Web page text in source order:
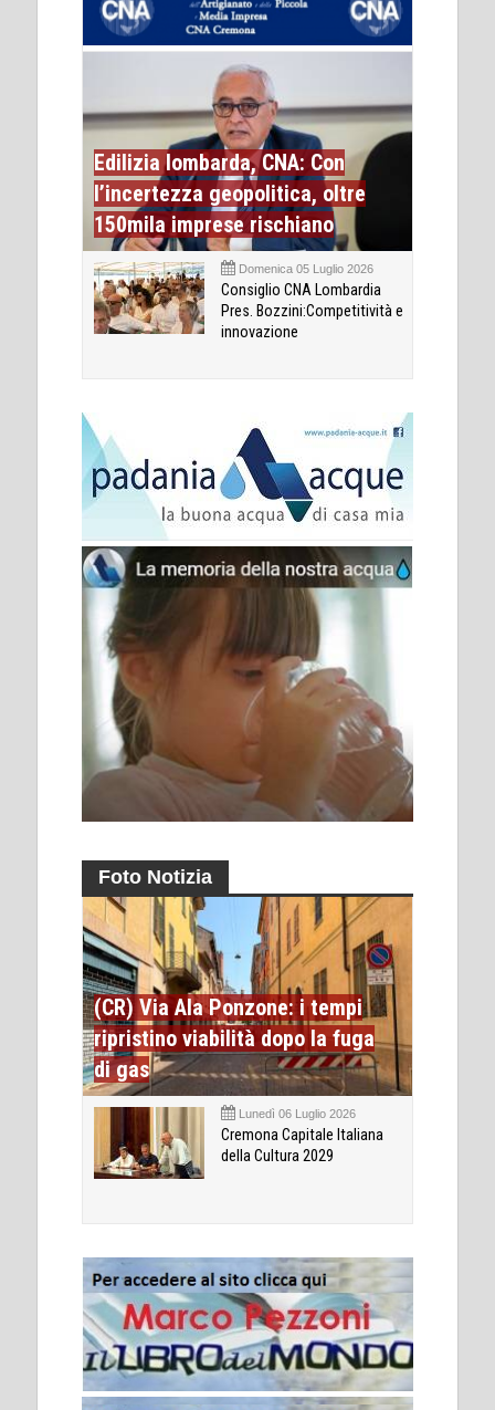
Edilizia lombarda, CNA: Con
l’incertezza geopolitica, oltre
150mila imprese rischiano
Domenica 05 Luglio 2026
Consiglio CNA Lombardia
Pres. Bozzini:Competitività e
innovazione
Foto Notizia
(CR) Via Ala Ponzone: i tempi
ripristino viabilità dopo la fuga
di gas
Lunedì 06 Luglio 2026
Cremona Capitale Italiana
della Cultura 2029